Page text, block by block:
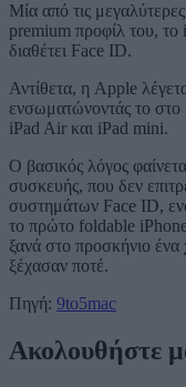
Μία από τις
premium προφίλ του, το
διαθέτει Face ID.
Αντίθετα, η Apple
ενσωματώνοντάς το στο
iPad Air και iPad mini.
Ο βασικός λόγος
συσκευής, που δεν
συστημάτων Face ID,
το πρώτο foldable iPhone
ξανά στο προσκήνιο ένα
ξέχασαν ποτέ.
Πηγή: 9to5mac
Ακολουθήστε